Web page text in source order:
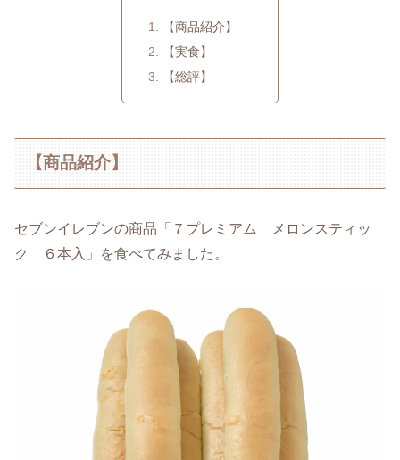
【商品紹介】
【実食】
【総評】
【商品紹介】
セブンイレブンの商品「７プレミアム メロンスティッ
ク ６本入」を食べてみました。